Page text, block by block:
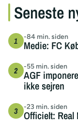
Seneste
-84 min. siden
Medie: FC
-55 min. siden
AGF
ikke sejren
-23 min. siden
Officielt: Real